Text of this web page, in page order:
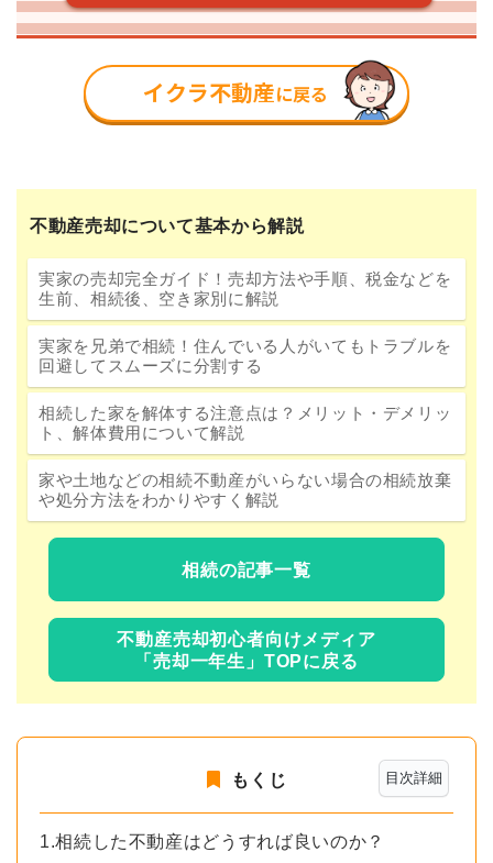
不動産売却について基本から解説
実家の売却完全ガイド！売却方法や手順、税金などを
生前、相続後、空き家別に解説
実家を兄弟で相続！住んでいる人がいてもトラブルを
回避してスムーズに分割する
相続した家を解体する注意点は？メリット・デメリッ
ト、解体費用について解説
家や土地などの相続不動産がいらない場合の相続放棄
や処分方法をわかりやすく解説
相続の記事一覧
不動産売却初心者向けメディア
「売却一年生」TOPに戻る
目次詳細
もくじ
1.相続した不動産はどうすれば良いのか？